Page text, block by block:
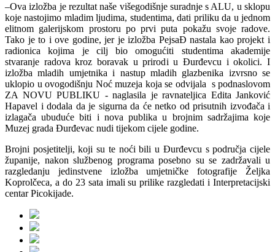
–Ova izložba je rezultat naše višegodišnje suradnje s ALU, u sklopu
koje nastojimo mladim ljudima, studentima, dati priliku da u jednom
elitnom galerijskom prostoru po prvi puta pokažu svoje radove.
Tako je to i ove godine, jer je izložba PejsaĐ nastala kao projekt i
radionica kojima je cilj bio omogućiti studentima akademije
stvaranje radova kroz boravak u prirodi u Đurđevcu i okolici. I
izložba mladih umjetnika i nastup mladih glazbenika izvrsno se
uklopio u ovogodišnju Noć muzeja koja se odvijala s podnaslovom
ZA NOVU PUBLIKU - naglasila je ravnateljica Edita Janković
Hapavel i dodala da je sigurna da će netko od prisutnih izvođača i
izlagača ubuduće biti i nova publika u brojnim sadržajima koje
Muzej grada Đurđevac nudi tijekom cijele godine.
Brojni posjetitelji, koji su te noći bili u Đurđevcu s područja cijele
županije, nakon službenog programa posebno su se zadržavali u
razgledanju jedinstvene izložba umjetničke fotografije Željka
Koprolčeca, a do 23 sata imali su prilike razgledati i Interpretacijski
centar Picokijade.